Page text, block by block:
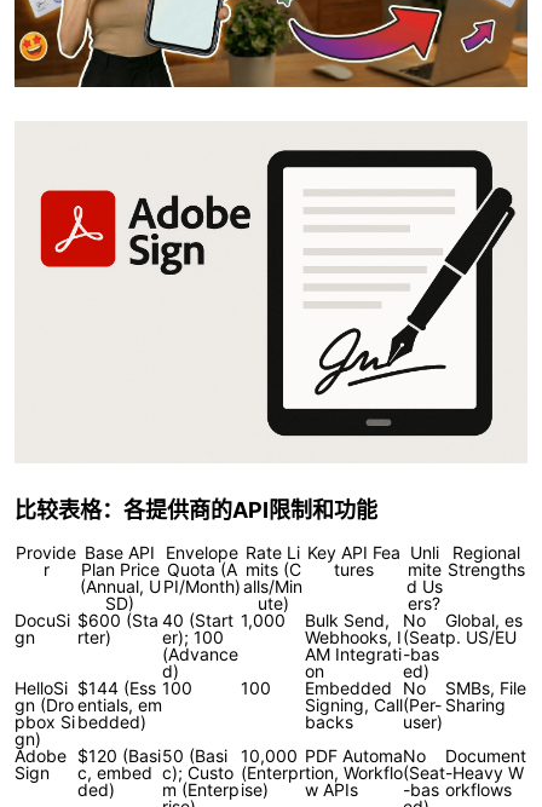
比较表格：各提供商的API限制和功能
Provide
r
Base API
Plan Price
(Annual, U
SD)
Envelope
Quota (A
PI/Month)
Rate Li
mits (C
alls/Min
ute)
Key API Fea
tures
Unli
mite
d Us
ers?
Regional
Strengths
DocuSi
gn
$600 (Sta
rter)
40 (Start
er); 100
(Advance
d)
1,000
Bulk Send,
Webhooks, I
AM Integrati
on
No
(Seat
-bas
ed)
Global, es
p. US/EU
HelloSi
gn (Dro
pbox Si
gn)
$144 (Ess
entials, em
bedded)
100 100
Embedded
Signing, Call
backs
No
(Per-
user)
SMBs, File
Sharing
Adobe
Sign
$120 (Basi
c, embed
ded)
50 (Basi
c); Custo
m (Enterp
10,000
(Enterpr
ise)
PDF Automa
tion, Workflo
w APIs
No
(Seat
-bas
Document
-Heavy W
orkflows